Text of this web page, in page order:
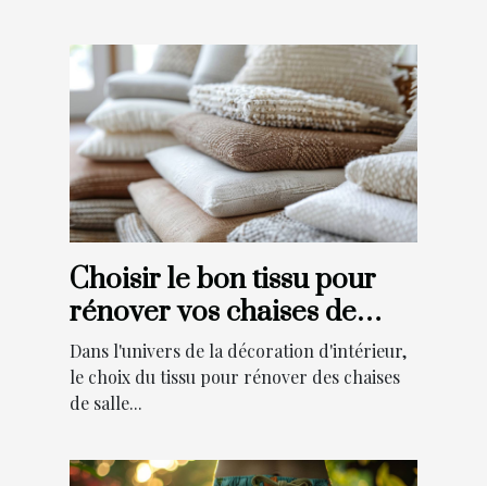
Choisir le bon tissu pour
rénover vos chaises de
salle à manger
Dans l'univers de la décoration d'intérieur,
le choix du tissu pour rénover des chaises
de salle...